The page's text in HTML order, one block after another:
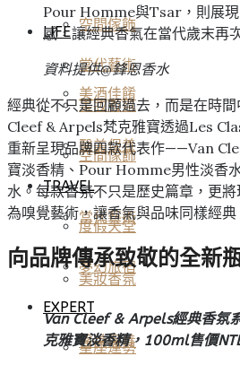
LIFE
美酒佳餚
空間傢飾
當代藝術
美妝香氛
醫美保養
空間傢飾
當代藝術
美妝香氛
醫美保養
TRAVEL
度假天堂
夢幻旅宿
EXPERT
星座運勢
Pour Homme與Tsar，則展
感，讓經典香氣在當代歲末再
資料提供@鋒恩香水
經典從不只是回顧過去，而是在時
Cleef & Arpels梵克雅寶透過Les
重新呈現品牌四款代表作——Van
寶淡香精、Pour Homme男性淡香
水。每款香氛不只是歷史篇章，更
為嗅覺藝術，讓香氣與品味同樣經典
向品牌傳承致敬的全新
Van Cleef & Arpels經典香氛
克雅寶淡香精，100ml售價